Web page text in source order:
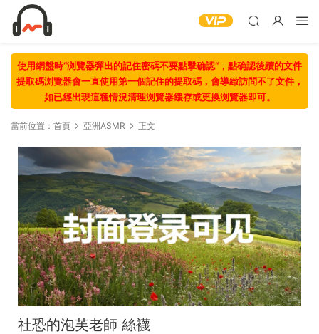
使用網盤時“浏覽器彈出的記住密碼不要點擊确認“，點确認後續的文件
提取碼浏覽器會一直使用第一個記住的提取碼，會導緻訪問不了文件，
如已經出現這種情況清理浏覽器緩存或更換浏覽器即可。
當前位置： 首頁 亞洲ASMR 正文
社恐的泡芙老師 絲襪